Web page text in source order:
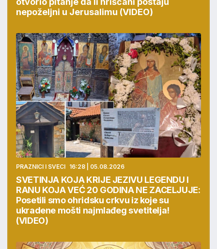
nepoželjni u Jerusalimu (VIDEO)
PRAZNICI I SVECI 16:28 | 05.08.2026
SVETINJA KOJA KRIJE JEZIVU LEGENDU I
RANU KOJA VEĆ 20 GODINA NE ZACELJUJE:
Posetili smo ohridsku crkvu iz koje su
ukradene mošti najmlađeg svetitelja!
(VIDEO)